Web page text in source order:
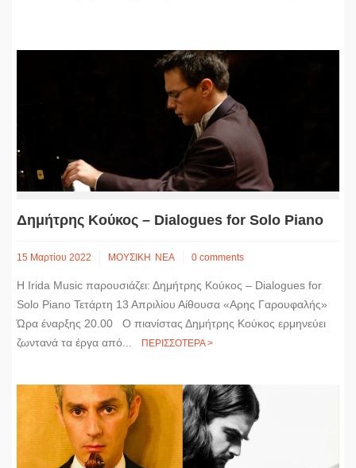
Δημήτρης Κούκος – Dialogues for Solo Piano
15 Μαρτίου 2022 ΜΟΥΣΙΚΗ ΝΕΑ 0 comments
Η Irida Music παρουσιάζει: Δημήτρης Κούκος – Dialogues for
Solo Piano Τετάρτη 13 Απριλίου Αίθουσα «Αρης Γαρουφαλής»
Ώρα έναρξης 20.00 Ο πιανίστας Δημήτρης Κούκος ερμηνεύει
ζωντανά τα έργα από...
ΠΕΡΙΣΣΟΤΕΡΑ >